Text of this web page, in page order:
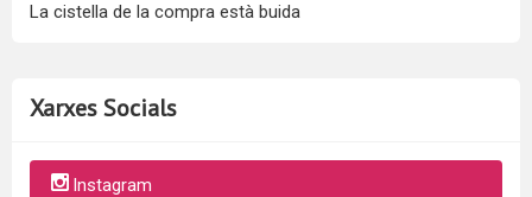
La cistella de la compra està buida
Xarxes Socials
Instagram